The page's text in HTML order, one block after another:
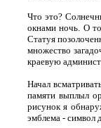
Что это?
окнами ночь. О
Статуя
множество
краевую
Начал
памяти выплыл
рисунок я
эмблема - символ